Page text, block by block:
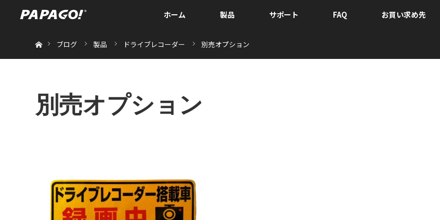
ホーム 製品 サポート FAQ お買い求め先
ブログ
製品 ドライブレコーダー 別売オプション
別売オプション